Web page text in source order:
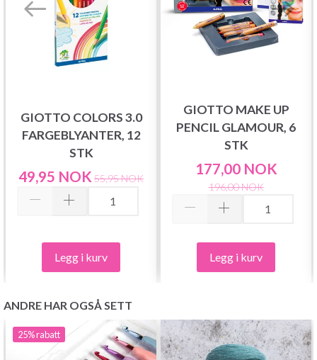
GIOTTO COLORS 3.0
FARGEBLYANTER, 12
STK
49,95 NOK 55,95 NOK
Legg i kurv
GIOTTO MAKE UP
PENCIL GLAMOUR, 6
STK
177,00 NOK
196,00 NOK
Legg i kurv
ANDRE HAR OGSÅ SETT
25%rabatt